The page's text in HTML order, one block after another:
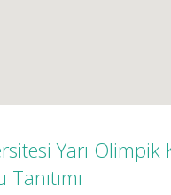
Yarı Olimpik